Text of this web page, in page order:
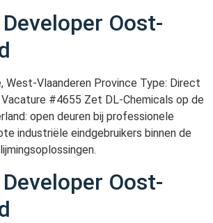
Oost-
West-Vlaanderen Province Type: Direct
#4655 Zet DL-Chemicals op de
open deuren bij professionele
industriële eindgebruikers binnen de
Oost-